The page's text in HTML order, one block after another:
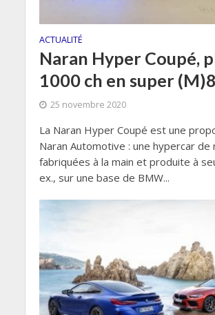
ACTUALITÉ
Naran Hyper Coupé,
1000 ch en super (M)8
25 novembre 2020
La Naran Hyper Coupé est une
Naran Automotive : une hypercar de
fabriquées à la main et produite à
ex., sur une base de BMW...